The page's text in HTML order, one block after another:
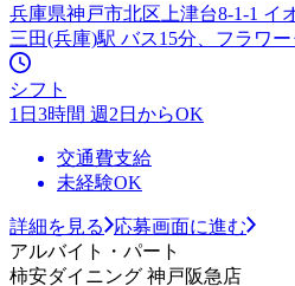
兵庫県神戸市北区上津台8-1-1 イ
三田(兵庫)駅 バス15分、フラワ
シフト
1日3時間 週2日からOK
交通費支給
未経験OK
詳細を見る
応募画面に進む
アルバイト・パート
柿安ダイニング 神戸阪急店